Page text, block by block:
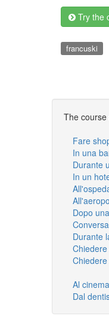
Try the
francuski
The course
Fare
In una
Durante
In un
Dopo
Durante
Al
Dal